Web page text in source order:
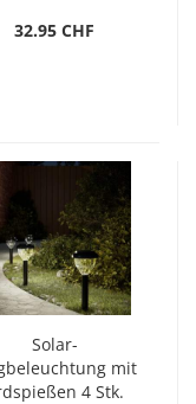
32.95 CHF
Solar-
mit
4 Stk.